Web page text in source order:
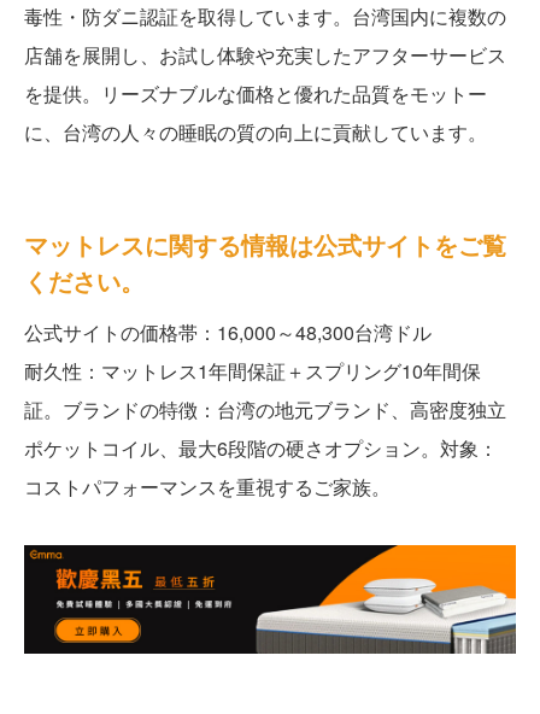
毒性・防ダニ認証を取得しています。台湾国内に複数の
店舗を展開し、お試し体験や充実したアフターサービス
を提供。リーズナブルな価格と優れた品質をモットー
に、台湾の人々の睡眠の質の向上に貢献しています。
マットレスに関する情報は公式サイトをご覧
ください。
公式サイトの価格帯：16,000～48,300台湾ドル
耐久性：マットレス1年間保証＋スプリング10年間保
証。ブランドの特徴：台湾の地元ブランド、高密度独立
ポケットコイル、最大6段階の硬さオプション。対象：
コストパフォーマンスを重視するご家族。